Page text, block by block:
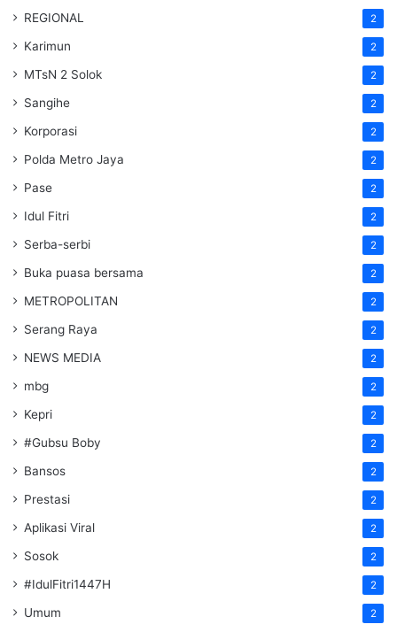
REGIONAL 2
Karimun 2
MTsN 2 Solok 2
Sangihe 2
Korporasi 2
Polda Metro Jaya 2
Pase 2
Idul Fitri 2
Serba-serbi 2
Buka puasa bersama 2
METROPOLITAN 2
Serang Raya 2
NEWS MEDIA 2
mbg 2
Kepri 2
#Gubsu Boby 2
Bansos 2
Prestasi 2
Aplikasi Viral 2
Sosok 2
#IdulFitri1447H 2
Umum 2